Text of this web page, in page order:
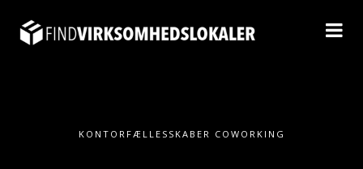
KONTORFÆLLESSKABER COWORKING